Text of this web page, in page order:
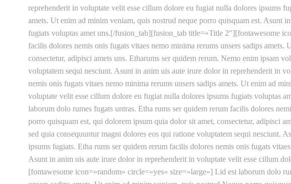
reprehenderit in voluptate velit esse cillum dolore eu fugiat nulla dolores ipsums
amets. Ut enim ad minim veniam, quis nostrud neque porro quisquam est.
fugiats voluptas amet uns.[/fusion_tab][fusion_tab title=»Title 2″][fontawesome
facilis dolores nemis onis fugats vitaes nemo minima rerums unsers sadips
consectetur, adipisci amets uns. Etharums ser quidem rerum. Nemo enim ipsam
voluptatem sequi nesciunt. Asunt in anim uis aute irure dolor in reprehenderit in
nemis onis fugats vitaes nemo minima rerums unsers sadips amets. Ut enim ad
voluptate velit esse cillum dolore eu fugiat nulla dolores ipsums fugiats voluptas
laborum dolo rumes fugats untras. Etha rums ser quidem rerum facilis dolores
porro quisquam est, qui dolorem ipsum quia dolor sit amet, consectetur, adipisci
sed quia consequuntur magni dolores eos qui ratione voluptatem sequi
ipsums fugiats. Etha rums ser quidem rerum facilis dolores nemis onis fugats
Asunt in anim uis aute irure dolor in reprehenderit in voluptate velit esse cillum
[fontawesome icon=»random» circle=»yes» size=»large»] Lid est laborum dolo